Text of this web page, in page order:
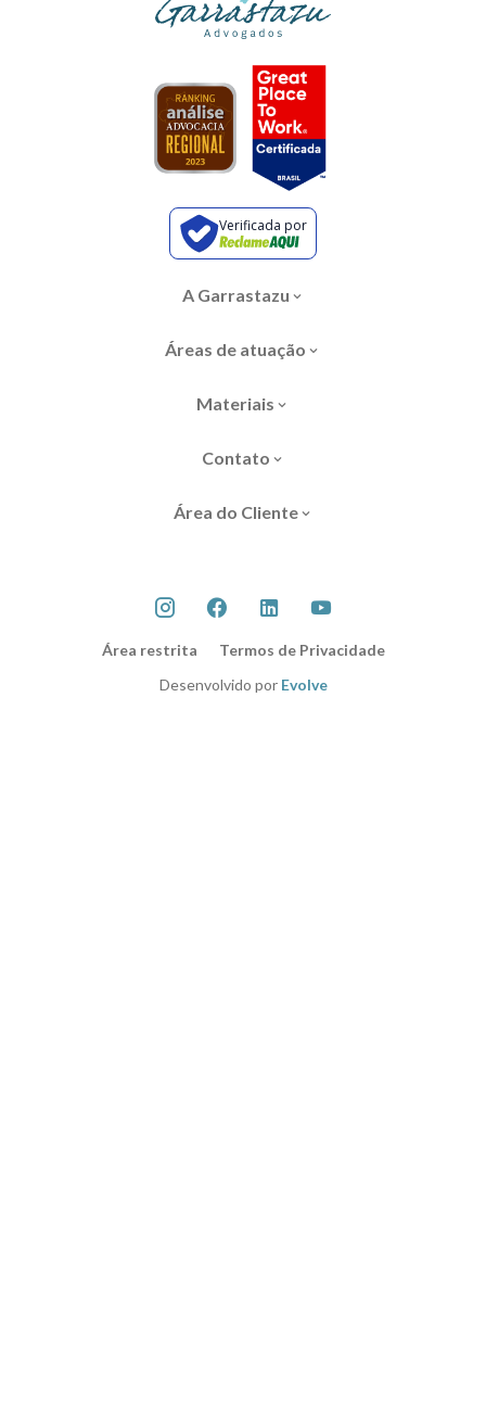
Verificada por
A Garrastazu
Áreas de atuação
Materiais
Contato
Área do Cliente
Área restrita
Termos de Privacidade
Desenvolvido por Evolve